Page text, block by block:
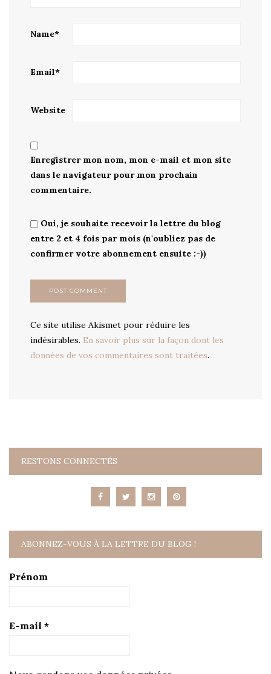
Name*
Email*
Website
Enregistrer mon nom, mon e-mail et mon site
dans le navigateur pour mon prochain
commentaire.
Oui, je souhaite recevoir la lettre du blog
entre 2 et 4 fois par mois (n'oubliez pas de
confirmer votre abonnement ensuite :-))
Ce site utilise Akismet pour réduire les
indésirables. En savoir plus sur la façon dont les
données de vos commentaires sont traitées.
RESTONS CONNECTÉS
ABONNEZ-VOUS À LA LETTRE DU BLOG !
Prénom
E-mail *